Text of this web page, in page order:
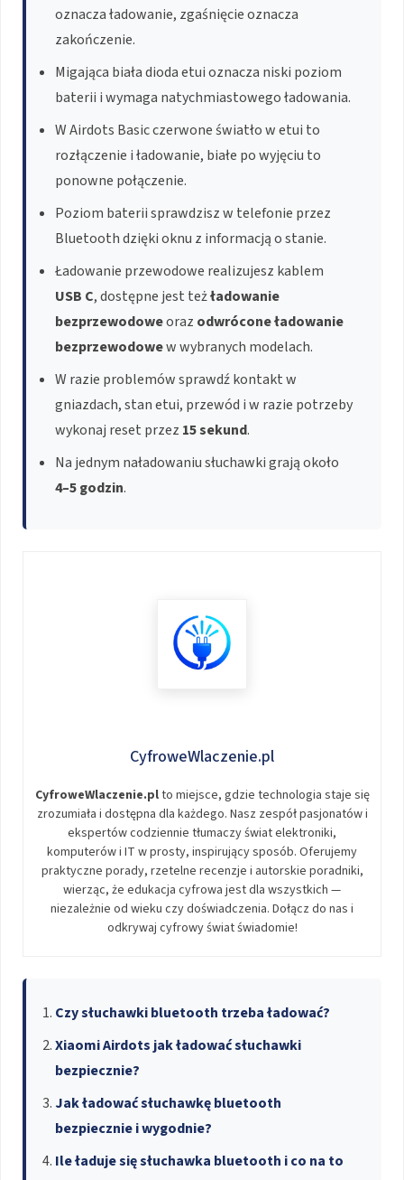
oznacza ładowanie, zgaśnięcie oznacza
zakończenie.
Migająca biała dioda etui oznacza niski poziom
baterii i wymaga natychmiastowego ładowania.
W Airdots Basic czerwone światło w etui to
rozłączenie i ładowanie, białe po wyjęciu to
ponowne połączenie.
Poziom baterii sprawdzisz w telefonie przez
Bluetooth dzięki oknu z informacją o stanie.
Ładowanie przewodowe realizujesz kablem
USB C, dostępne jest teżładowanie
bezprzewodoweoraz odwrócone ładowanie
bezprzewodowew wybranych modelach.
W razie problemów sprawdź kontakt w
gniazdach, stan etui, przewód i w razie potrzeby
wykonaj reset przez 15 sekund.
Na jednym naładowaniu słuchawki grają około
4–5 godzin.
CyfroweWlaczenie.pl
CyfroweWlaczenie.plto miejsce, gdzie technologia staje się
zrozumiała i dostępna dla każdego. Nasz zespół pasjonatów i
ekspertów codziennie tłumaczy świat elektroniki,
komputerów i IT w prosty, inspirujący sposób. Oferujemy
praktyczne porady, rzetelne recenzje i autorskie poradniki,
wierząc, że edukacja cyfrowa jest dla wszystkich —
niezależnie od wieku czy doświadczenia. Dołącz do nas i
odkrywaj cyfrowy świat świadomie!
Czy słuchawki bluetooth trzeba ładować?
Xiaomi Airdots jak ładować słuchawki
bezpiecznie?
Jak ładować słuchawkę bluetooth
bezpiecznie i wygodnie?
Ile ładuje się słuchawka bluetooth i co na to